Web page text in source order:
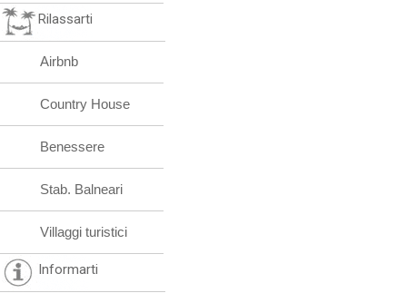
Rilassarti
Airbnb
Country House
Benessere
Stab. Balneari
Villaggi turistici
Informarti